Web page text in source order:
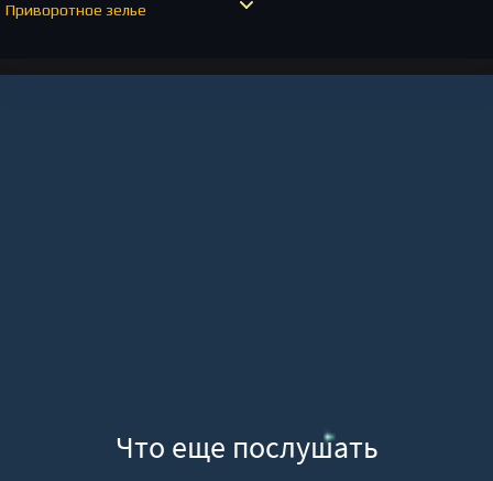
Приворотное зелье
Приворотное зелье
Что еще послушать